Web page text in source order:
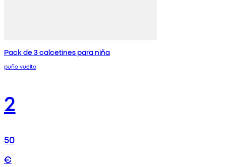
Pack de 3 calcetines para niña
puño vuelto
2
50
€